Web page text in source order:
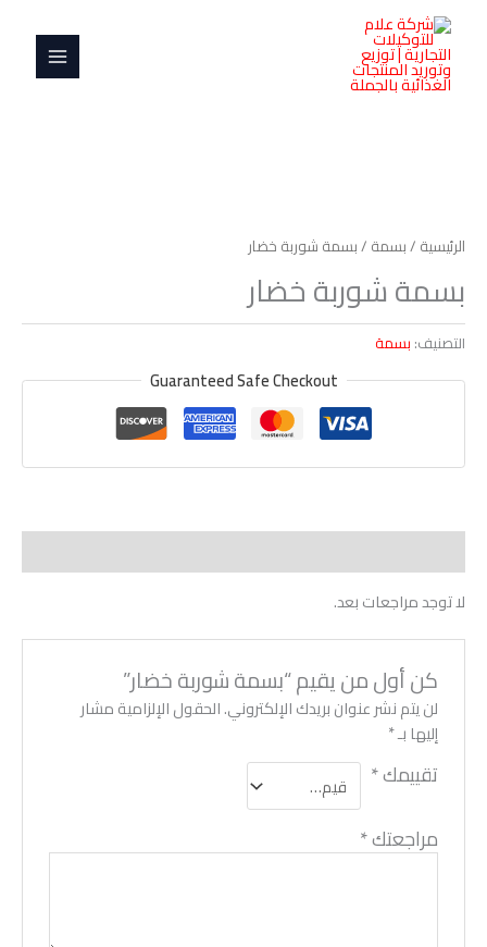
المحتوى
MENU
الرئيسية /بسمة / بسمة شوربة خضار
بسمة شوربة خضار
التصنيف: بسمة
Guaranteed Safe Checkout
لا توجد مراجعات بعد.
كن أول من يقيم “بسمة شوربة خضار”
لن يتم نشر عنوان بريدك الإلكتروني.الحقول الإلزامية مشار
إليها بـ*
تقييمك*
مراجعتك*